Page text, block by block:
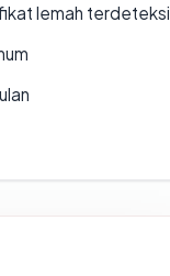
lemah terdeteksi